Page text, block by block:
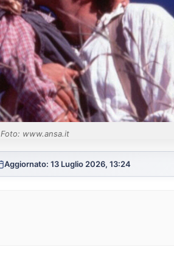
Foto: www.ansa.it
Aggiornato: 13 Luglio 2026, 13:24